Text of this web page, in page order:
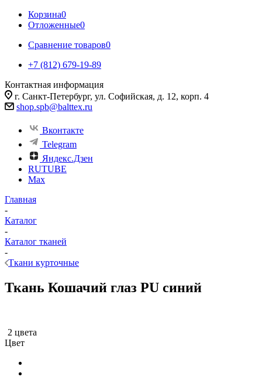
Корзина0
Отложенные0
Сравнение товаров0
+7 (812) 679-19-89
Контактная информация
г. Санкт-Петербург, ул. Софийская, д. 12, корп. 4
shop.spb@balttex.ru
Вконтакте
Telegram
Яндекс.Дзен
RUTUBE
Max
Главная
-
Каталог
-
Каталог тканей
-
Ткани курточные
Ткань Кошачий глаз PU синий
2 цвета
Цвет